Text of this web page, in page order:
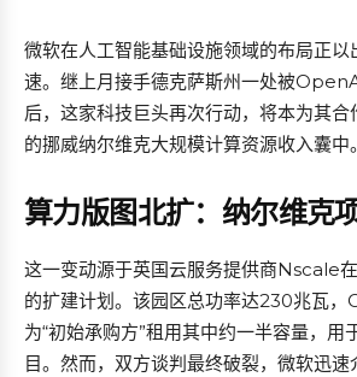
微软在人工智能基础设施领域的布局正以
速。继上月接手德克萨斯州一处被
后，这家科技巨头再次行动，将本为其
的挪威纳尔维克大规模计算资源收入囊中。
算力版图北扩：纳尔维克
这一变动源于英国云服务提供商Nscale
的扩建计划。该园区总功率达230兆瓦
为“初始承购方”租用其中约一半容量，用
目。然而，双方谈判最终破裂，微软迅速